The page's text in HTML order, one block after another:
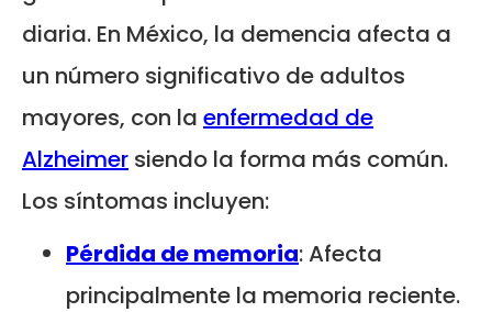
diaria. En México, la demencia afecta a
un número significativo de adultos
mayores, con la enfermedad de
Alzheimer siendo la forma más común.
Los síntomas incluyen:
Pérdida de memoria: Afecta
principalmente la memoria reciente.